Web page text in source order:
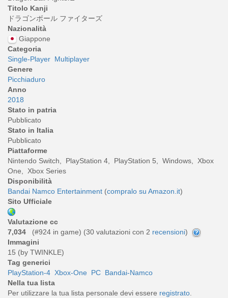
Titolo Kanji
ドラゴンボール ファイターズ
Nazionalità
Giappone
Categoria
Single-Player Multiplayer
Genere
Picchiaduro
Anno
2018
Stato in patria
Pubblicato
Stato in Italia
Pubblicato
Piattaforme
Nintendo Switch, PlayStation 4, PlayStation 5, Windows, Xbox
One, Xbox Series
Disponibilità
Bandai Namco Entertainment (compralo su Amazon.it)
Sito Ufficiale
Valutazione cc
7,034
(#924 in game) (30 valutazioni con 2 recensioni)
Immagini
15 (by TWINKLE)
Tag generici
PlayStation-4 Xbox-One PC Bandai-Namco
Nella tua lista
Per utilizzare la tua lista personale devi essere registrato.